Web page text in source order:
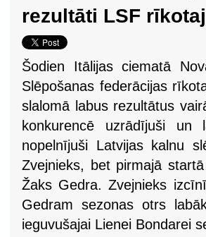
rezultāti LSF
Šodien Itālijas ciematā
Slēpošanas federācijas
slalomā labus rezultātus
konkurencē uzrādījuši un
nopelnījuši Latvijas kalnu
Zvejnieks, bet pirmajā
Žaks Gedra. Zvejnieks
Gedram sezonas otrs
ieguvušajai Lienei Bondarei